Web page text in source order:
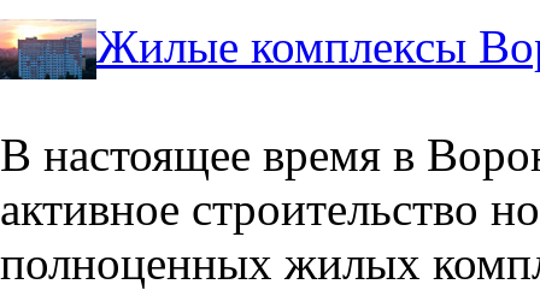
Жилые комплексы
В настоящее время в
активное строительство
полноценных жилых